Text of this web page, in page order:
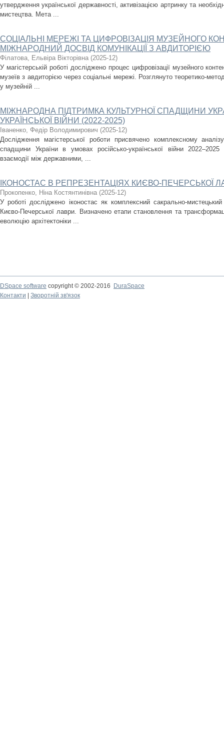
утвердження української державності, активізацією артринку та
мистецтва. Мета ...
СОЦІАЛЬНІ МЕРЕЖІ ТА ЦИФРОВІЗАЦІЯ МУЗЕЙНОГО
МІЖНАРОДНИЙ ДОСВІД КОМУНІКАЦІЇ З АВДИТОРІЄЮ
Філатова, Ельвіра Вікторівна (2025-12)
У магістерській роботі досліджено процес цифровізації музейного
музеїв з авдиторією через соціальні мережі. Розглянуто теоретико-
у музейній ...
МІЖНАРОДНА ПІДТРИМКА КУЛЬТУРНОЇ СПАДЩИНИ
УКРАЇНСЬКОЇ ВІЙНИ (2022-2025)
Іваненко, Федір Володимирович (2025-12)
Дослідження магістерської роботи присвячено комплексному
спадщини України в умовах російсько-української війни
взаємодії між державними, ...
ІКОНОСТАС В РЕПРЕЗЕНТАЦІЯХ КИЄВО-ПЕЧЕРСЬКОЇ
Прокопенко, Ніна Костянтинівна (2025-12)
У роботі досліджено іконостас як комплексний сакрально-
Києво-Печерської лаври. Визначено етапи становлення та
еволюцію архітектоніки ...
DSpace software copyright © 2002-2016
DuraSpace
Контакти
Зворотній зв'язок